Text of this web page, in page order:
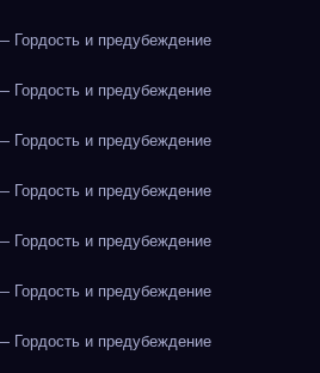
Гордость и предубеждение
Гордость и предубеждение
Гордость и предубеждение
Гордость и предубеждение
Гордость и предубеждение
Гордость и предубеждение
Гордость и предубеждение